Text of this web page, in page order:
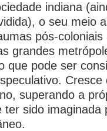
indiana
o seu meio
pós-
grandes
que pode ser
Cresce
superando a
ter sido imaginada